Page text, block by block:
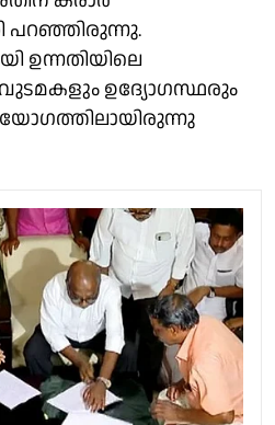
പറ‍ഞ്ഞിരുന്നു.
ഉന്നതിയിലെ
ഉദ്യോഗസ്ഥരും